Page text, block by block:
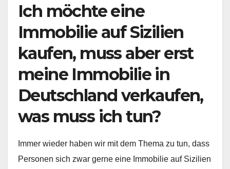
Ich möchte eine
Immobilie auf Sizilien
kaufen, muss aber erst
meine Immobilie in
Deutschland verkaufen,
was muss ich tun?
Immer wieder haben wir mit dem Thema zu tun, dass
Personen sich zwar gerne eine Immobilie auf Sizilien